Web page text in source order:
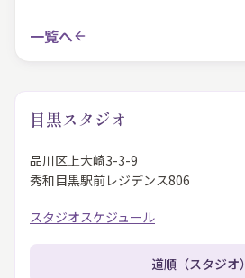
一覧へ
目黒スタジオ
品川区上大崎3-3-9
秀和目黒駅前レジデンス806
スタジオスケジュール
道順（スタジオ）